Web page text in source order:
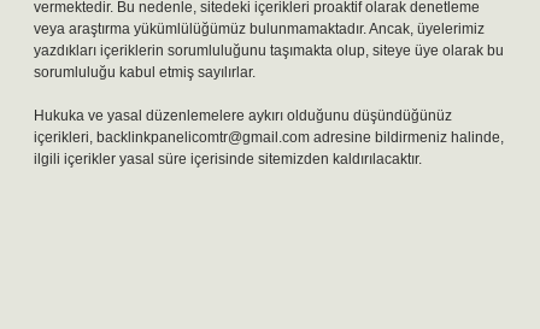
vermektedir. Bu nedenle, sitedeki içerikleri proaktif olarak denetleme
veya araştırma yükümlülüğümüz bulunmamaktadır. Ancak, üyelerimiz
yazdıkları içeriklerin sorumluluğunu taşımakta olup, siteye üye olarak bu
sorumluluğu kabul etmiş sayılırlar.
Hukuka ve yasal düzenlemelere aykırı olduğunu düşündüğünüz
içerikleri, backlinkpanelicomtr@gmail.com adresine bildirmeniz halinde,
ilgili içerikler yasal süre içerisinde sitemizden kaldırılacaktır.